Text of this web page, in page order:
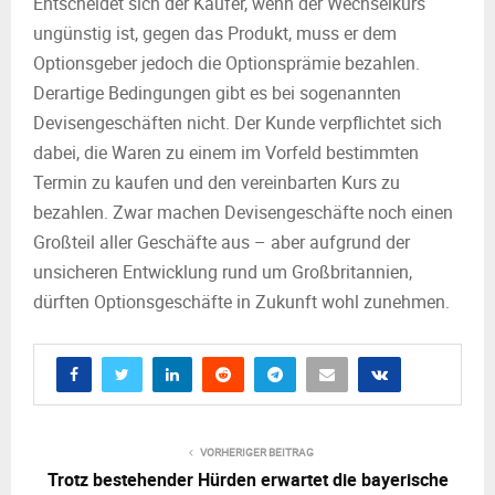
ungünstig ist, gegen das Produkt, muss er dem
Optionsgeber jedoch die Optionsprämie bezahlen.
Derartige Bedingungen gibt es bei sogenannten
Devisengeschäften nicht. Der Kunde verpflichtet sich
dabei, die Waren zu einem im Vorfeld bestimmten
Termin zu kaufen und den vereinbarten Kurs zu
bezahlen. Zwar machen Devisengeschäfte noch einen
Großteil aller Geschäfte aus – aber aufgrund der
unsicheren Entwicklung rund um Großbritannien,
dürften Optionsgeschäfte in Zukunft wohl zunehmen.
VORHERIGER BEITRAG
Trotz bestehender Hürden erwartet die bayerische